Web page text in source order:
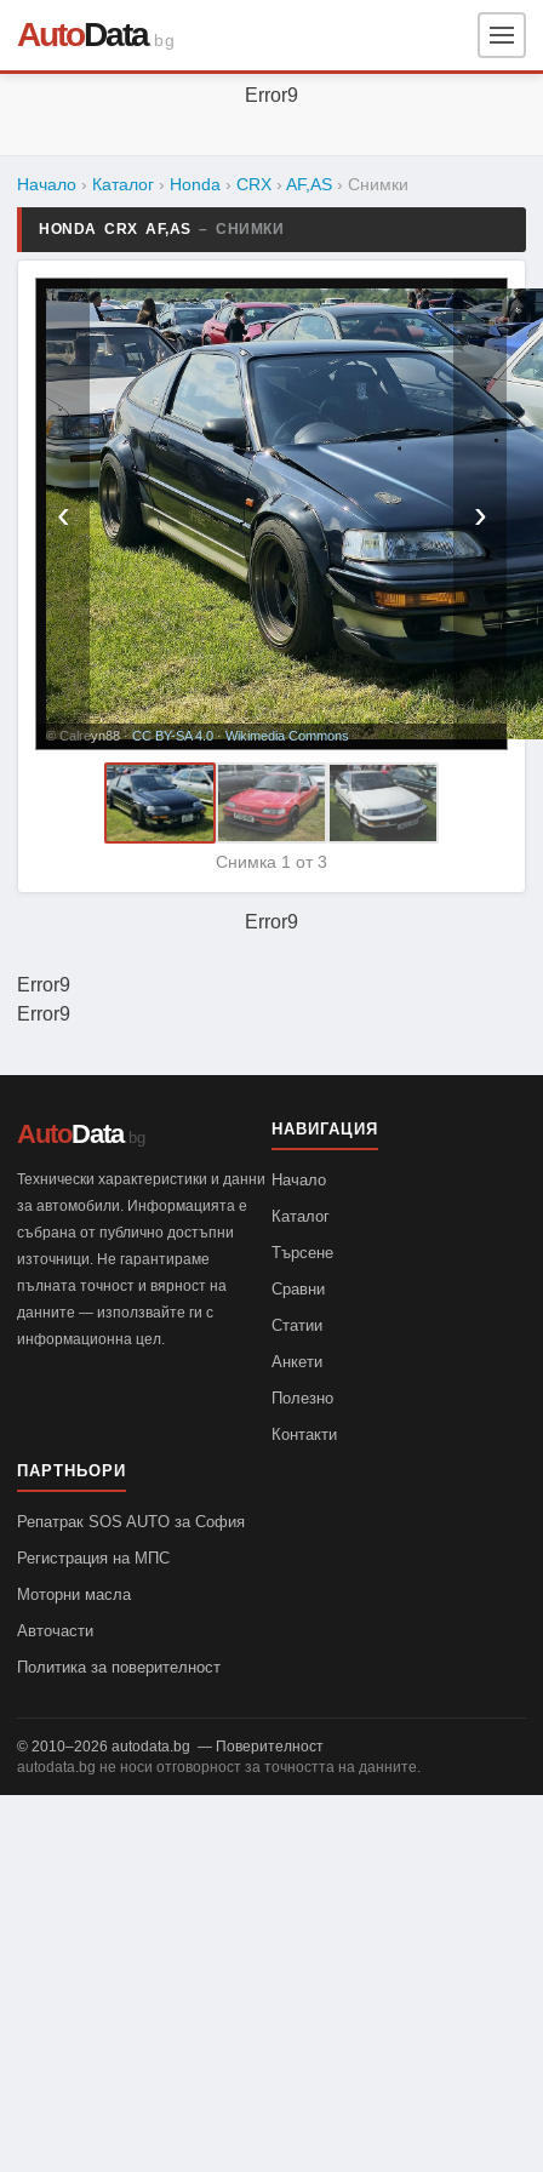
AutoData.bg
Error9
Error9
Начало › Каталог › Honda › CRX › AF,AS › Снимки
HONDA CRX AF,AS – СНИМКИ
© Calreyn88 ·CC BY-SA 4.0·Wikimedia Commons
‹ ›
Снимка 1 от 3
Error9
Error9
AutoData.bg
Технически характеристики и данни
за автомобили. Информацията е
събрана от публично достъпни
източници. Не гарантираме
пълната точност и вярност на
данните — използвайте ги с
информационна цел.
НАВИГАЦИЯ
Начало
Каталог
Търсене
Сравни
Статии
Анкети
Полезно
Контакти
ПАРТНЬОРИ
Репатрак SOS AUTO за София
Регистрация на МПС
Моторни масла
Авточасти
Политика за поверителност
© 2010–2026 autodata.bg — Поверителност
autodata.bg не носи отговорност за точността на данните.